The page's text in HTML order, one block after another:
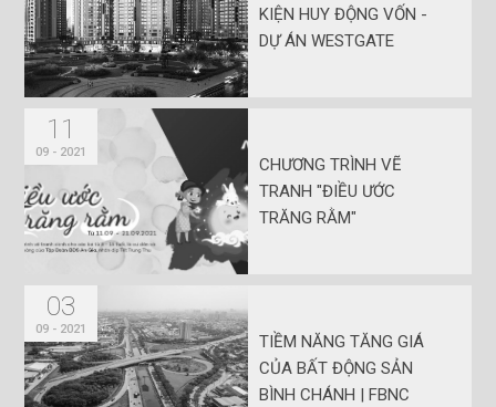
KIỆN HUY ĐỘNG VỐN -
DỰ ÁN WESTGATE
11
09 - 2021
CHƯƠNG TRÌNH VẼ
TRANH "ĐIỀU ƯỚC
TRĂNG RẰM"
03
09 - 2021
TIỀM NĂNG TĂNG GIÁ
CỦA BẤT ĐỘNG SẢN
BÌNH CHÁNH | FBNC